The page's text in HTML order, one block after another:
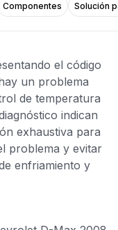
Componentes Solución
el código
un problema
de temperatura
indican
exhaustiva para
problema y evitar
enfriamiento y